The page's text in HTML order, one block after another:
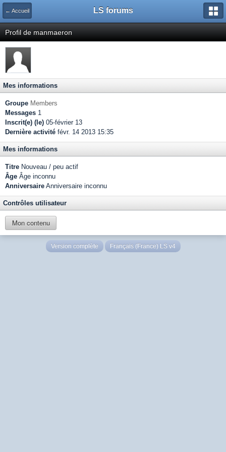
← Accueil LS forums
Profil de manmaeron
Mes informations
Groupe Members
Messages 1
Inscrit(e) (le) 05-février 13
Dernière activité févr. 14 2013 15:35
Mes informations
Titre Nouveau / peu actif
Âge Âge inconnu
Anniversaire Anniversaire inconnu
Contrôles utilisateur
Mon contenu
Version complète Français (France) LS v4